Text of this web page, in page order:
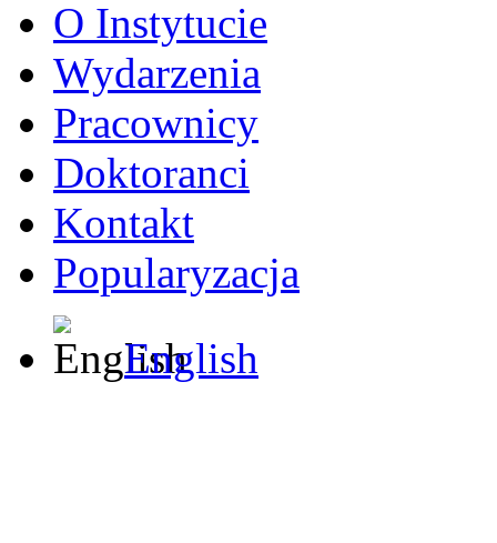
O Instytucie
Wydarzenia
Pracownicy
Doktoranci
Kontakt
Popularyzacja
English